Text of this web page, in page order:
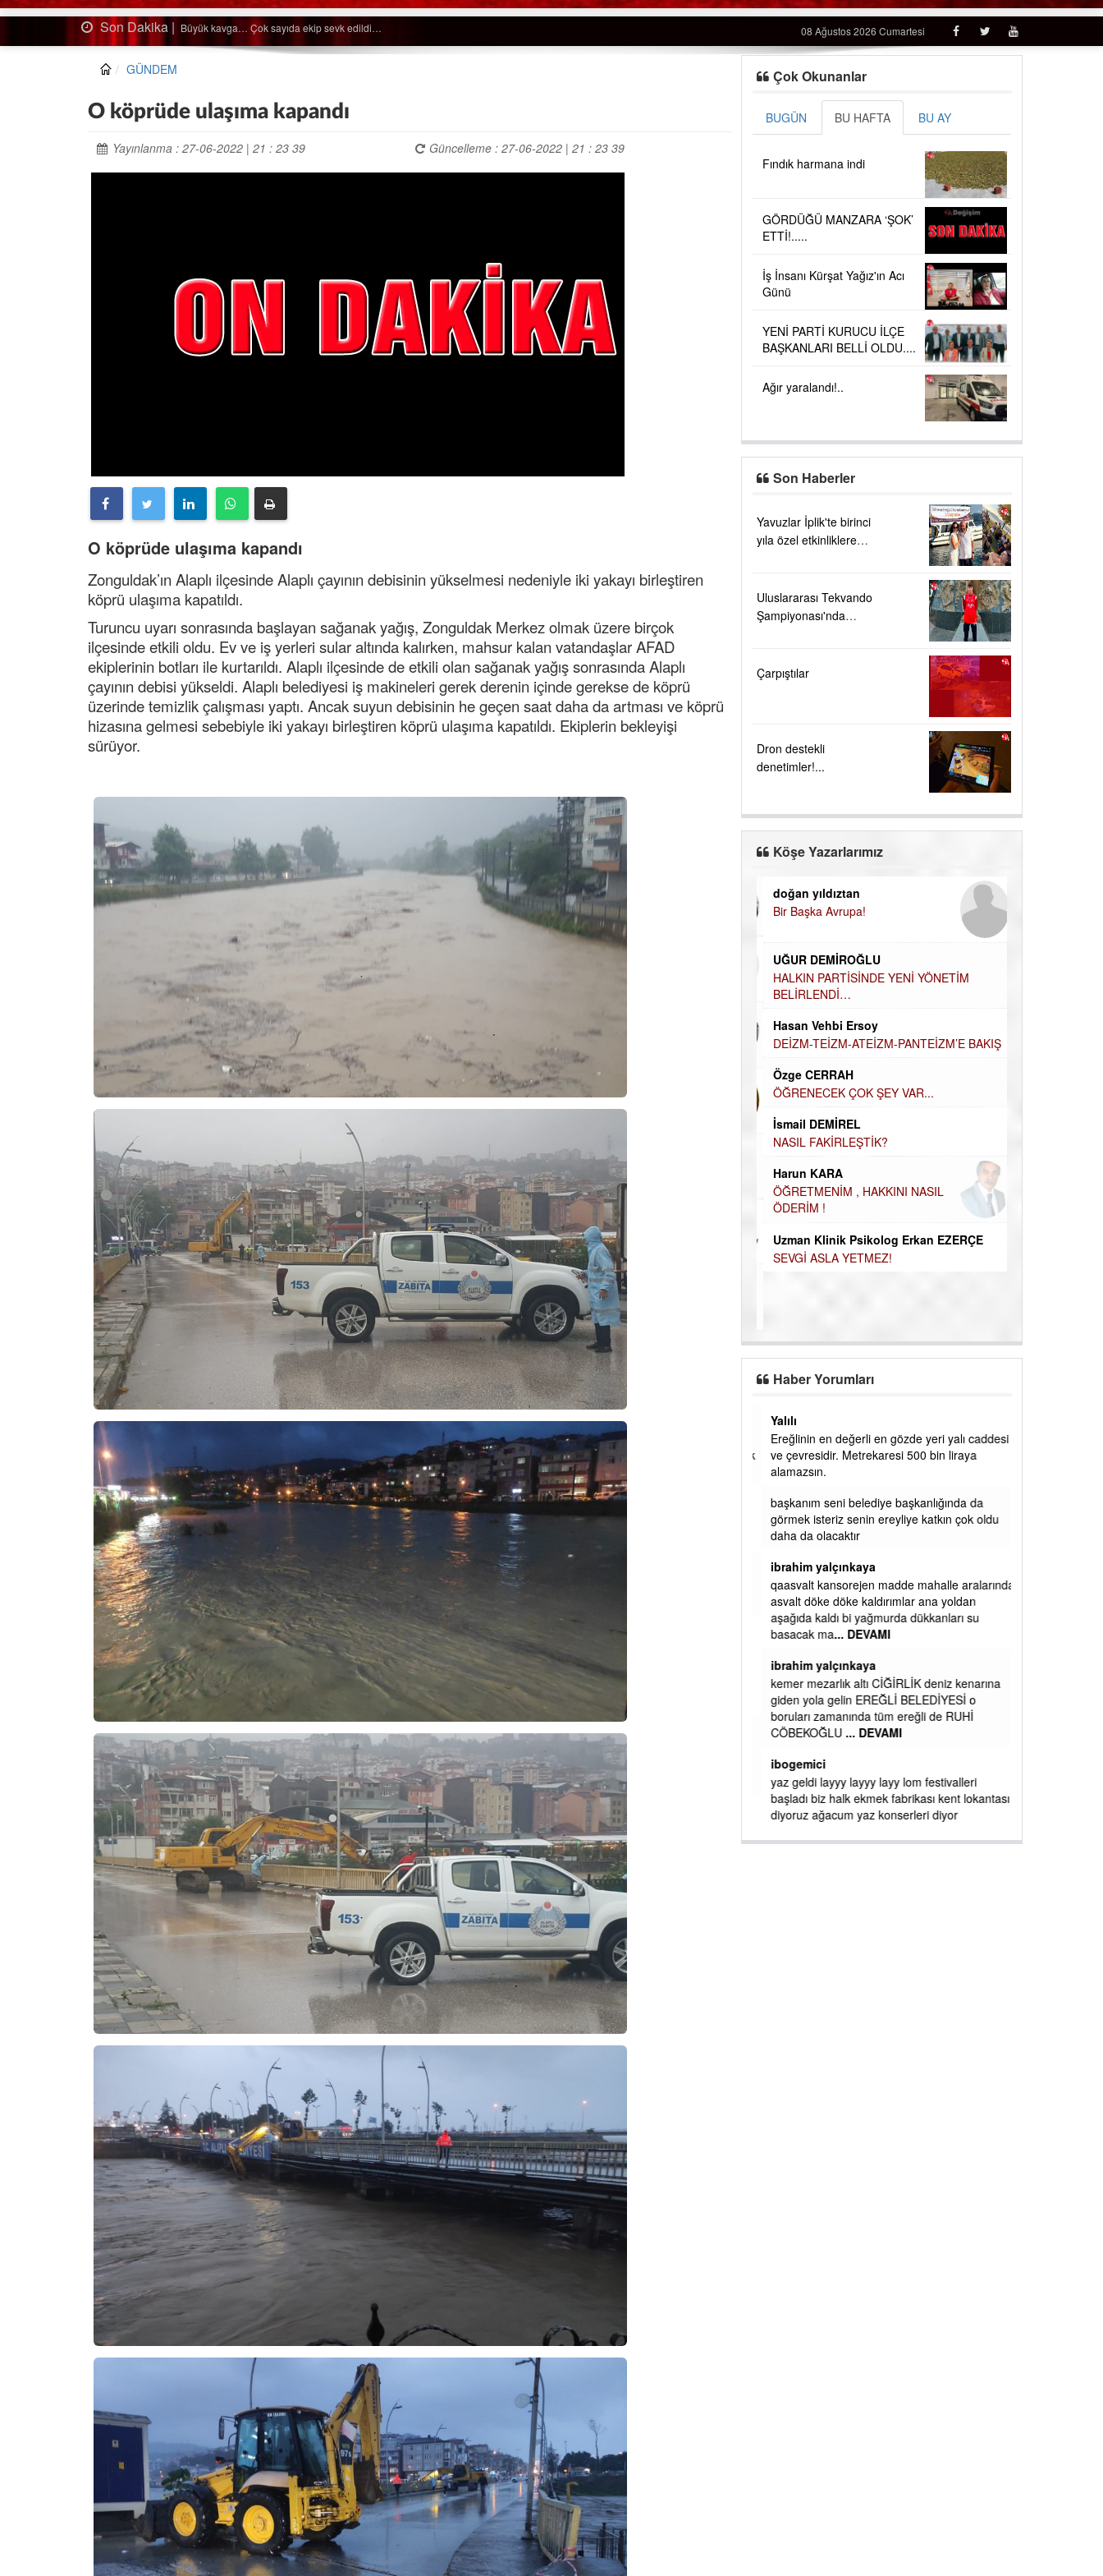
Son Dakika | Ağaçtan düştü… 08 Ağustos 2026 Cumartesi
GÜNDEM
O köprüde ulaşıma kapandı
Yayınlanma : 27-06-2022 | 21 : 23 39 Güncelleme : 27-06-2022 | 21 : 23 39
O köprüde ulaşıma kapandı
Zonguldak’ın Alaplı ilçesinde Alaplı çayının debisinin yükselmesi nedeniyle iki yakayı birleştiren
köprü ulaşıma kapatıldı.
Turuncu uyarı sonrasında başlayan sağanak yağış, Zonguldak Merkez olmak üzere birçok
ilçesinde etkili oldu. Ev ve iş yerleri sular altında kalırken, mahsur kalan vatandaşlar AFAD
ekiplerinin botları ile kurtarıldı. Alaplı ilçesinde de etkili olan sağanak yağış sonrasında Alaplı
çayının debisi yükseldi. Alaplı belediyesi iş makineleri gerek derenin içinde gerekse de köprü
üzerinde temizlik çalışması yaptı. Ancak suyun debisinin he geçen saat daha da artması ve köprü
hizasına gelmesi sebebiyle iki yakayı birleştiren köprü ulaşıma kapatıldı. Ekiplerin bekleyişi
sürüyor.
Çok Okunanlar
BUGÜN BU HAFTA BU AY
Fındık harmana indi
GÖRDÜĞÜ MANZARA ‘ŞOK’
ETTİ!.....
İş İnsanı Kürşat Yağız'ın Acı
Günü
YENİ PARTİ KURUCU İLÇE
BAŞKANLARI BELLİ OLDU....
Ağır yaralandı!..
Son Haberler
Yavuzlar İplik'te birinci
yıla özel etkinliklere
Uluslararası Tekvando
Şampiyonası'nda
Çarpıştılar
Dron destekli
denetimler!...
Köşe Yazarlarımız
Semih ÇOLAK
SEÇMEN NE DEDİ?
Op. Dr. Erol GÜNEN
“Aman doktor, yaman doktor.
Derdime bir çare!” – 2-
Merve KIRAN
KİLO KONTROLÜNDE KİLİT
Konuk Yazar
Temiz enerji ve gelecek
mücadelesi
Uğuralp CİVELEK
“Bu bir suç duyurusudur”
Özkan Doğan
YEREL RADYO VE REKLAM
doğan yıldıztan
Bir Başka Avrupa!
UĞUR DEMİROĞLU
HALKIN PARTİSİNDE YENİ YÖNETİM
BELİRLENDİ…
Hasan Vehbi Ersoy
DEİZM-TEİZM-ATEİZM-
Özge CERRAH
NASIL FAKİRLEŞTİK?
ÖĞRETMENİM , HAKKINI NASIL
ÖDERİM !
Haber Yorumları
Mustafa Ozturk
İç fındığın fiyatı bu gün 1600 TL Kabuklu fındık
bu fiyatın dörtte biri yani 400 TL olmalı. iç fındık
dört katına satılıyor. iç f... DEVAMI
ibrahim yalçınkaya
POSBIYIK nerelerde ya kaç aydır vekaletle
belediye yönetilirmi hayretdebişey
Kadir inanc
Ekmek yediğiniz yere veda edersiniz gurur
tablosu yaparsınız değişik bu kişilikler ya
Muhammed
Valla tren kactj gitti.Uysali devirmwk icin
elinizden ne geliyosa Chp ile kendi partiniz
aleyhine calistiniz.Becerdinizde Adami alasa
ettiniz.Sonuc
... DEVAMI
Ali
1950 türkiye
ihracati,tütün,kuruüzüm,findik,pamuk krom
mdeni,kafa basi senede 14 dolar
Yalılı
Ereğlinin en değerli en gözde yeri yalı caddesi
ve çevresidir. Metrekaresi 500 bin liraya
alamazsın.
başkanım seni belediye başkanlığında da
görmek isteriz senin ereyliye katkın çok oldu
daha da olacaktır
ibrahim yalçınkaya
qaasvalt kansorejen madde mahalle aralarında
asvalt döke döke kaldırımlar ana yoldan
aşağıda kaldı bi yağmurda dükkanları su
basacak ma... DEVAMI
ibrahim yalçınkaya
kemer mezarlık altı CİĞİRLİK deniz kenarına
giden yola gelin EREĞLİ BELEDİYESİ o
boruları zamanında tüm ereğli de RUHİ
CÖBEKOĞLU... DEVAMI
ibogemici
yaz geldi layyy layyy layy lom festivalleri
başladı biz halk ekmek fabrikası kent lokantası
diyoruz ağacum yaz konserleri diyor